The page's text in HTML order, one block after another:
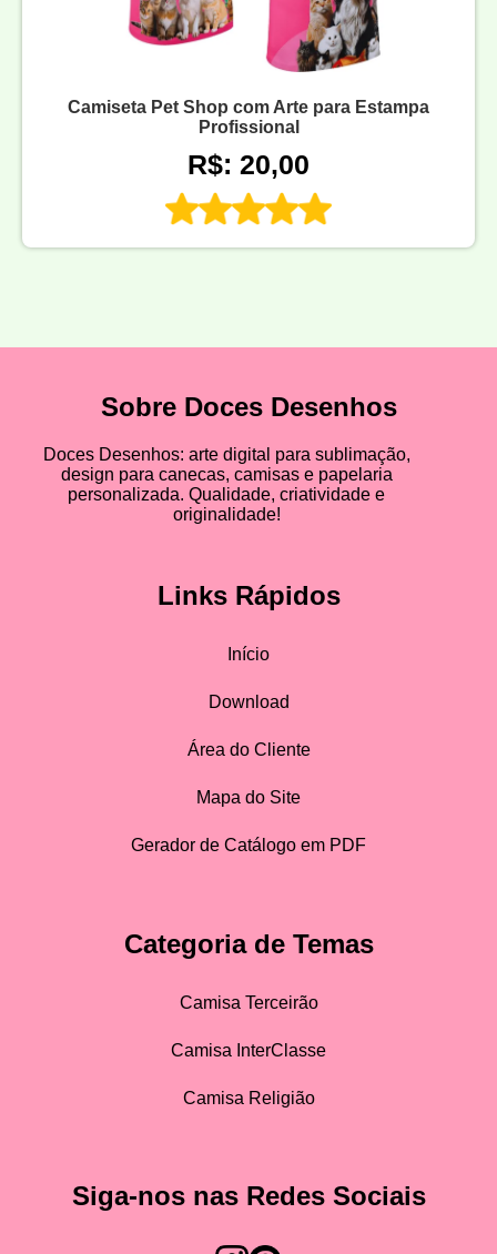
Camiseta Pet Shop com Arte para Estampa
Profissional
R$: 20,00
Sobre Doces Desenhos
Doces Desenhos: arte digital para sublimação,
design para canecas, camisas e papelaria
personalizada. Qualidade, criatividade e
originalidade!
Links Rápidos
Início
Download
Área do Cliente
Mapa do Site
Gerador de Catálogo em PDF
Categoria de Temas
Camisa Terceirão
Camisa InterClasse
Camisa Religião
Siga-nos nas Redes Sociais